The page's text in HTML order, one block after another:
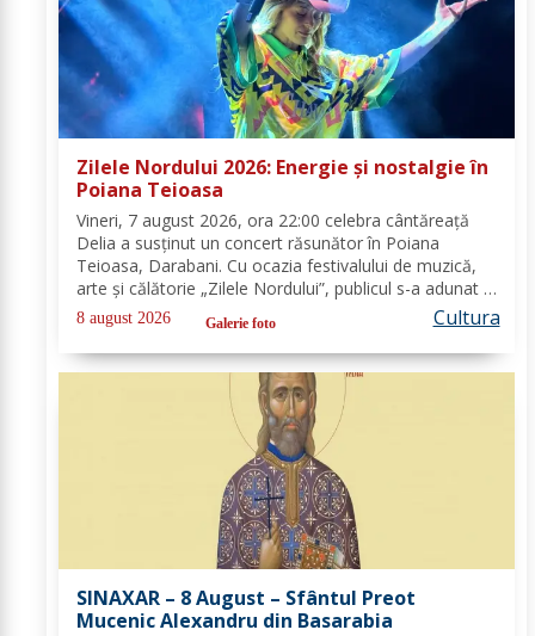
Zilele Nordului 2026: Energie și nostalgie în
Poiana Teioasa
Vineri, 7 august 2026, ora 22:00 celebra cântăreață
Delia a susținut un concert răsunător în Poiana
Teioasa, Darabani. Cu ocazia festivalului de muzică,
arte și călătorie „Zilele Nordului”, publicul s-a adunat în
acest colț de natură, bucurându-se de noaptea
călduroasă și peisajul unei oaze verzi,...
8 august 2026 Galerie foto Cultura
SINAXAR – 8 August – Sfântul Preot
Mucenic Alexandru din Basarabia